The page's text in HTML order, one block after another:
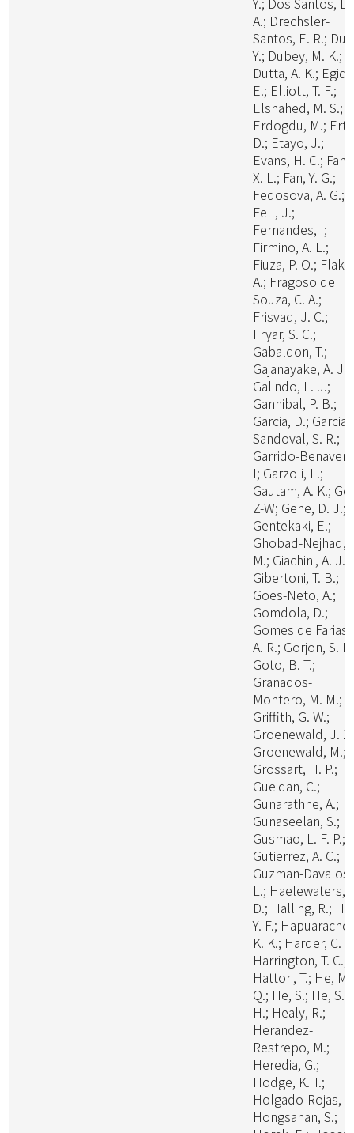
A.; Drechsler-
Santos, E. R.; Du,
Y.; Dubey, M. K.;
Dutta, A. K.; Egidi,
E.; Elliott, T. F.;
Elshahed, M. S.;
Erdogdu, M.;
D.; Etayo, J.;
Evans, H. C.; Fan,
X. L.; Fan, Y. G.;
Fedosova, A. G.;
Fell, J.;
Fernandes, I;
Firmino, A. L.;
Fiuza, P. O.;
A.; Fragoso de
Souza, C. A.;
Frisvad, J. C.;
Fryar, S. C.;
Gabaldon, T.;
Gajanayake, A. J.;
Galindo, L. J.;
Gannibal, P. B.;
Garcia, D.; Garcia-
Sandoval, S. R.;
Garrido-
I; Garzoli, L.;
Gautam, A. K.; Ge,
Z-W; Gene, D. J.;
Gentekaki, E.;
Ghobad-Nejhad,
M.; Giachini, A. J.;
Gibertoni, T. B.;
Goes-Neto, A.;
Gomdola, D.;
Gomes de Farias,
A. R.; Gorjon, S.
Goto, B. T.;
Granados-
Montero, M. M.;
Griffith, G. W.;
Groenewald, J.
Groenewald, M.;
Grossart, H. P.;
Gueidan, C.;
Gunarathne, A.;
Gunaseelan, S.;
Gusmao, L. F. P.;
Gutierrez, A. C.;
Guzman-Davalos,
L.; Haelewaters,
D.; Halling, R.;
Y. F.;
K. K.; Harder, C.
Harrington, T. C.;
Hattori, T.; He, M.
Q.; He, S.; He, S.
H.; Healy, R.;
Herandez-
Restrepo, M.;
Heredia, G.;
Hodge, K. T.;
Holgado-Rojas,
Hongsanan, S.;